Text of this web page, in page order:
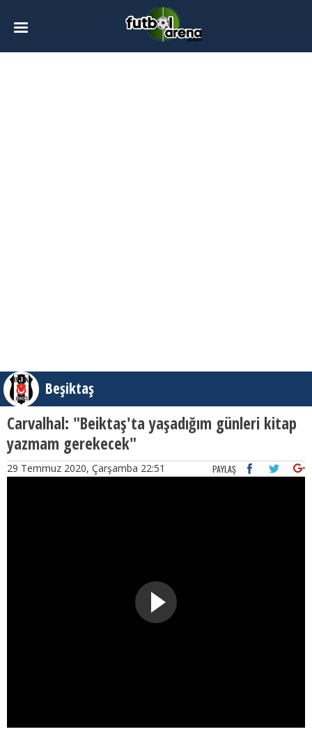
Beşiktaş
Carvalhal: "Beiktaş'ta yaşadığım günleri kitap
yazmam gerekecek"
29 Temmuz 2020, Çarşamba 22:51 PAYLAŞ